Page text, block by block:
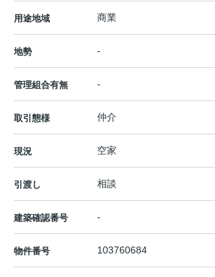
用途地域 商業
地勢 -
管理組合有無 -
取引態様 仲介
現況 空家
引渡し 相談
建築確認番号 -
物件番号 103760684